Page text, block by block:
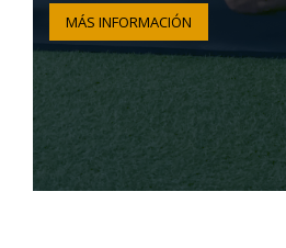
MÁS INFORMACIÓN